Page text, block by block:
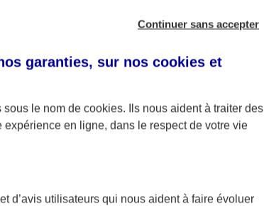
L'application AXA Banque
Continuer sans accepter
garanties, sur nos cookies et
sous le nom de cookies. Ils nous aident à traiter des
en ligne, dans le respect de votre vie
d’avis utilisateurs qui nous aident à faire évoluer